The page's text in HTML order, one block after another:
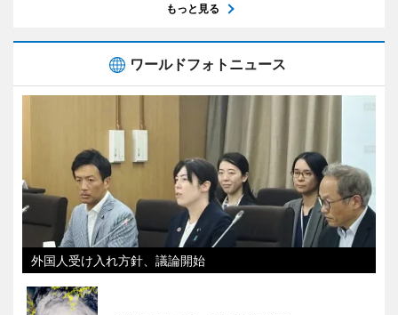
もっと見る
ワールドフォトニュース
外国人受け入れ方針、議論開始